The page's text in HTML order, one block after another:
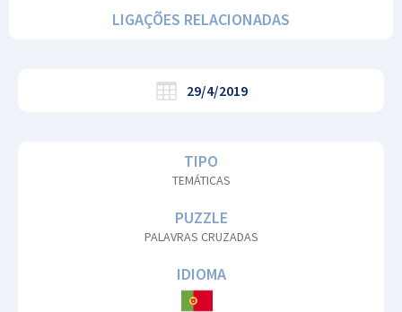
LIGAÇÕES RELACIONADAS
29/4/2019
TIPO
TEMÁTICAS
PUZZLE
PALAVRAS CRUZADAS
IDIOMA